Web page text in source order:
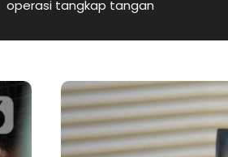
operasi tangkap tangan